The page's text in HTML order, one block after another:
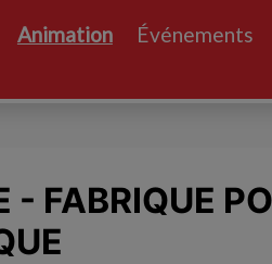
Animation Événements
- FABRIQUE